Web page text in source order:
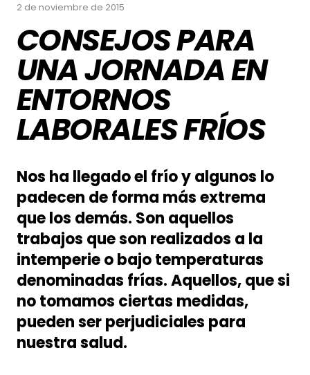
2 de noviembre de 2015
CONSEJOS PARA
UNA JORNADA EN
ENTORNOS
LABORALES FRÍOS
Nos ha llegado el frío y algunos lo
padecen de forma más extrema
que los demás. Son aquellos
trabajos que son realizados a la
intemperie o bajo temperaturas
denominadas frías. Aquellos, que si
no tomamos ciertas medidas,
pueden ser perjudiciales para
nuestra salud.